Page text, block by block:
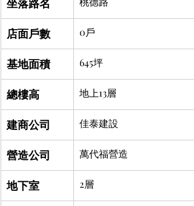
店面戶數 0戶
基地面積 645坪
總樓高 地上13層
建商公司 佳泰建設
營造公司 萬代福營造
地下室 2層